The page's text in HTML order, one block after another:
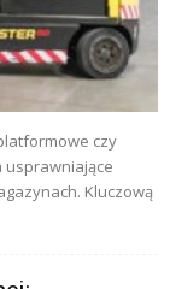
czy
Kluczową